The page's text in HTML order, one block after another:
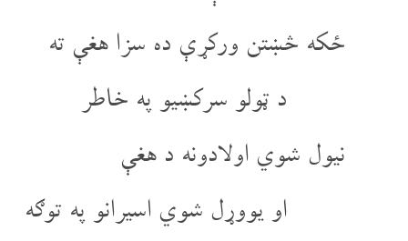
ځکه څښتن ورکړې ده سزا هغې ته
د ټولو سرکښیو په خاطر
نیول شوي اولادونه د هغې
او یووړل شوي اسیرانو په توګه